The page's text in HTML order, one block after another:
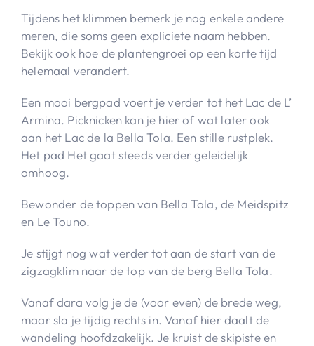
Tijdens het klimmen bemerk je nog enkele andere
meren, die soms geen expliciete naam hebben.
Bekijk ook hoe de plantengroei op een korte tijd
helemaal verandert.
Een mooi bergpad voert je verder tot het Lac de L’
Armina. Picknicken kan je hier of wat later ook
aan het Lac de la Bella Tola. Een stille rustplek.
Het pad Het gaat steeds verder geleidelijk
omhoog.
Bewonder de toppen van Bella Tola, de Meidspitz
en Le Touno.
Je stijgt nog wat verder tot aan de start van de
zigzagklim naar de top van de berg Bella Tola.
Vanaf dara volg je de (voor even) de brede weg,
maar sla je tijdig rechts in. Vanaf hier daalt de
wandeling hoofdzakelijk. Je kruist de skipiste en